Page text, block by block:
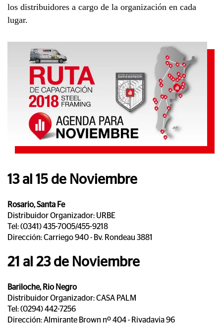
los distribuidores a cargo de la organización en cada
lugar.
13 al 15 de Noviembre
Rosario, Santa Fe
Distribuidor Organizador: URBE
Tel:(0341) 435-7005/455-9218
Dirección:Carriego 940 - Bv. Rondeau 3881
21 al 23 de Noviembre
Bariloche, Rio Negro
Distribuidor Organizador: CASA PALM
Tel:(0294) 442-7256
Dirección:Almirante Brown nº 404 - Rivadavia 96